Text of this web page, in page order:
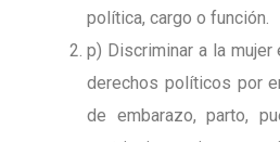
política, cargo o función.
p) Discriminar a la
derechos políticos por
de embarazo, parto,